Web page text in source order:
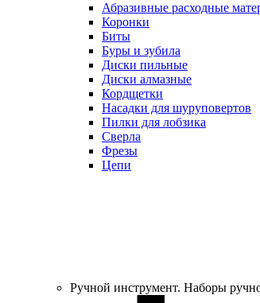
Абразивные расходные
Коронки
Биты
Буры и зубила
Диски пильные
Диски алмазные
Кордщетки
Насадки для шуруповертов
Пилки для лобзика
Сверла
Фрезы
Цепи
Ручной инструмент. Наборы